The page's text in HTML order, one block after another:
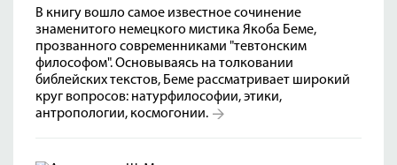
В книгу вошло самое известное сочинение
знаменитого немецкого мистика Якоба Беме,
прозванного современниками "тевтонским
философом". Основываясь на толковании
библейских текстов, Беме рассматривает широкий
круг вопросов: натурфилософии, этики,
антропологии, космогонии.